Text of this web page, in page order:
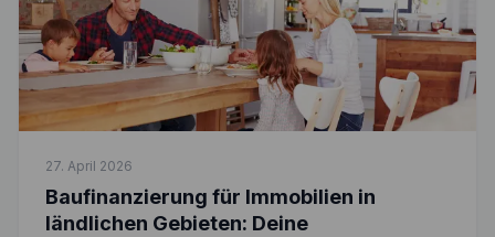
27. April 2026
Baufinanzierung für Immobilien in
ländlichen Gebieten: Deine